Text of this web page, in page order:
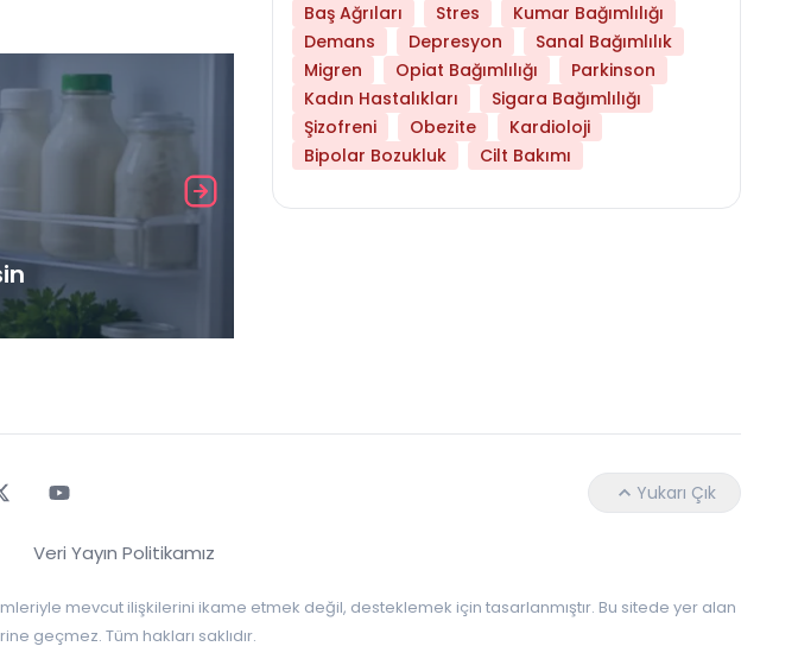
Baş Ağrıları
Stres
Kumar Bağımlılığı
Demans
Depresyon
Sanal Bağımlılık
Migren
Opiat Bağımlılığı
Parkinson
Kadın Hastalıkları
Sigara Bağımlılığı
Şizofreni
Obezite
Kardioloji
Bipolar Bozukluk
Cilt Bakımı
Yukarı Çık
Veri Yayın Politikamız
mevcut ilişkilerini ikame etmek değil, desteklemek için tasarlanmıştır. Bu sitede yer alan
geçmez. Tüm hakları saklıdır.